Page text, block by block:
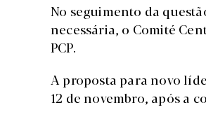
No seguimento da
necessária, o Comité
PCP.
A proposta para novo
12 de novembro, após a